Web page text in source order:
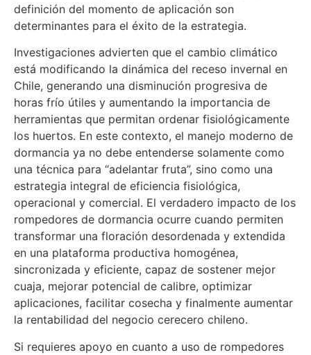
definición del momento de aplicación son
determinantes para el éxito de la estrategia.
Investigaciones advierten que el cambio climático
está modificando la dinámica del receso invernal en
Chile, generando una disminución progresiva de
horas frío útiles y aumentando la importancia de
herramientas que permitan ordenar fisiológicamente
los huertos. En este contexto, el manejo moderno de
dormancia ya no debe entenderse solamente como
una técnica para “adelantar fruta”, sino como una
estrategia integral de eficiencia fisiológica,
operacional y comercial. El verdadero impacto de los
rompedores de dormancia ocurre cuando permiten
transformar una floración desordenada y extendida
en una plataforma productiva homogénea,
sincronizada y eficiente, capaz de sostener mejor
cuaja, mejorar potencial de calibre, optimizar
aplicaciones, facilitar cosecha y finalmente aumentar
la rentabilidad del negocio cerecero chileno.
Si requieres apoyo en cuanto a uso de rompedores